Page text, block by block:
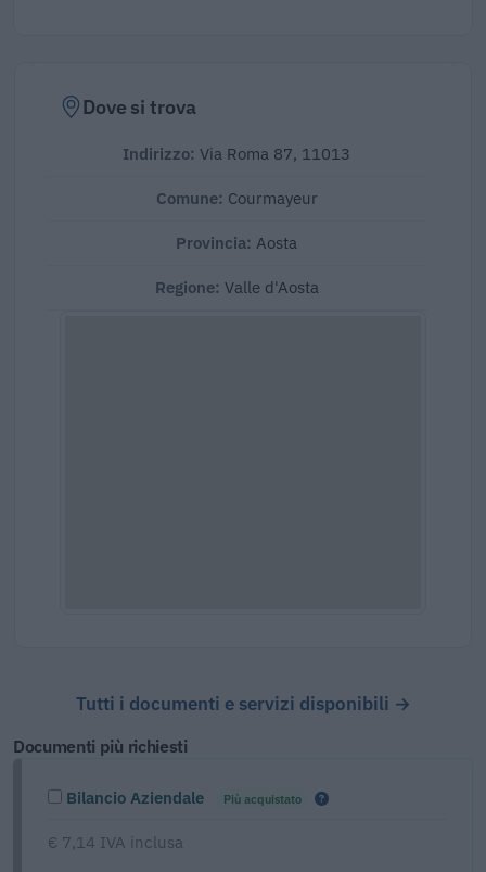
Dove si trova
Indirizzo: Via Roma 87, 11013
Comune: Courmayeur
Provincia: Aosta
Regione: Valle d'Aosta
Tutti i documenti e servizi disponibili →
Documenti più richiesti
Bilancio Aziendale Più acquistato
€ 7,14 IVA inclusa